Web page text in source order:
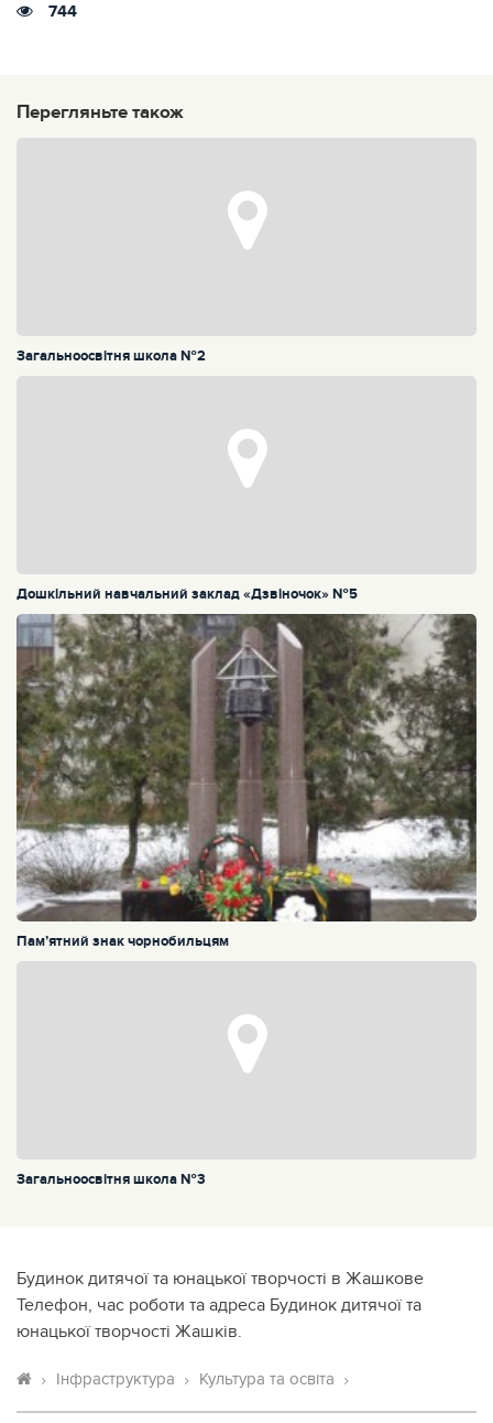
744
Перегляньте також
Загальноосвітня школа №2
Дошкільний навчальний заклад «Дзвіночок» №5
Пам’ятний знак чорнобильцям
Загальноосвітня школа №3
Будинок дитячої та юнацької творчості в Жашкове
Телефон, час роботи та адреса Будинок дитячої та
юнацької творчості Жашків.
Інфраструктура Культура та освіта